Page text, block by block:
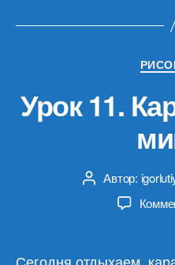
Урок 11.
Автор
записи
Автор: